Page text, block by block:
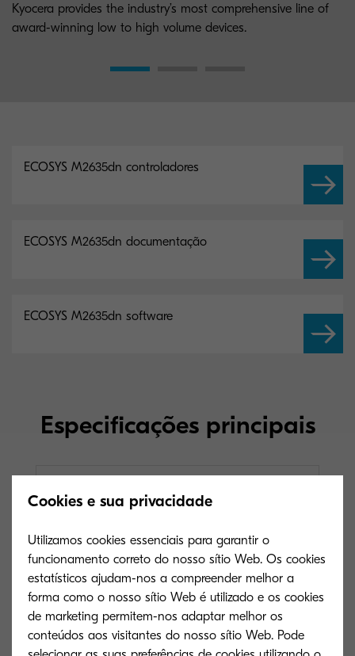
Kyocera provides the industry’s most comprehensive line of
award-winning low to high volume devices.
ECOSYS M2635dn controladores
ECOSYS M2635dn documentação
ECOSYS M2635dn software
Especificações principais
Cookies e sua privacidade
Utilizamos cookies essenciais para garantir o
funcionamento correto do nosso sítio Web. Os cookies
estatísticos ajudam-nos a compreender melhor a
forma como o nosso sítio Web é utilizado e os cookies
de marketing permitem-nos adaptar melhor os
conteúdos aos visitantes do nosso sítio Web. Pode